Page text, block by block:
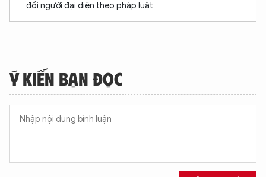
đổi người đại diện theo pháp luật
Ý KIẾN BẠN ĐỌC